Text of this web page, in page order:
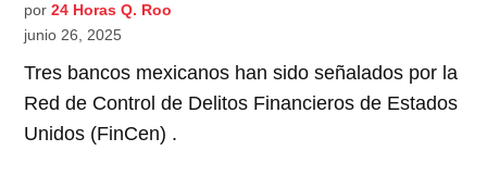
por 24 Horas Q. Roo
junio 26, 2025
Tres bancos mexicanos han sido señalados por la
Red de Control de Delitos Financieros de Estados
Unidos (FinCen) .